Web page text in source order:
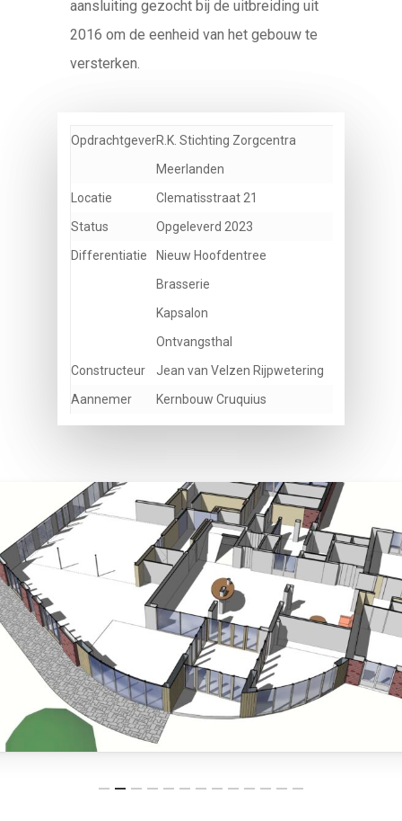
aansluiting gezocht bij de uitbreiding uit
2016 om de eenheid van het gebouw te
versterken.
OpdrachtgeverR.K. Stichting Zorgcentra
Meerlanden
Locatie
Clematisstraat 21
Status
Opgeleverd 2023
Differentiatie
Nieuw Hoofdentree
Brasserie
Kapsalon
Ontvangsthal
Constructeur
Jean van Velzen Rijpwetering
Aannemer
Kernbouw Cruquius